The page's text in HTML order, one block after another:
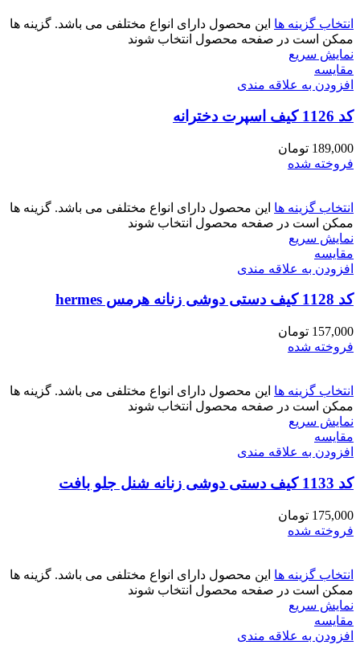
انتخاب گزینه ها این محصول دارای انواع مختلفی می باشد. گزینه ها
ممکن است در صفحه محصول انتخاب شوند
نمایش سریع
مقايسه
افزودن به علاقه مندی
کد 1126 کیف اسپرت دخترانه
189,000 تومان
فروخته شده
انتخاب گزینه ها این محصول دارای انواع مختلفی می باشد. گزینه ها
ممکن است در صفحه محصول انتخاب شوند
نمایش سریع
مقايسه
افزودن به علاقه مندی
کد 1128 کیف دستی دوشی زنانه هرمس hermes
157,000 تومان
فروخته شده
انتخاب گزینه ها این محصول دارای انواع مختلفی می باشد. گزینه ها
ممکن است در صفحه محصول انتخاب شوند
نمایش سریع
مقايسه
افزودن به علاقه مندی
کد 1133 کیف دستی دوشی زنانه شنل جلو بافت
175,000 تومان
فروخته شده
انتخاب گزینه ها این محصول دارای انواع مختلفی می باشد. گزینه ها
ممکن است در صفحه محصول انتخاب شوند
نمایش سریع
مقايسه
افزودن به علاقه مندی